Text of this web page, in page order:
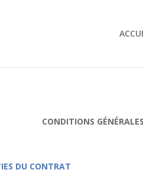
CONDITIONS
DU CONTRAT